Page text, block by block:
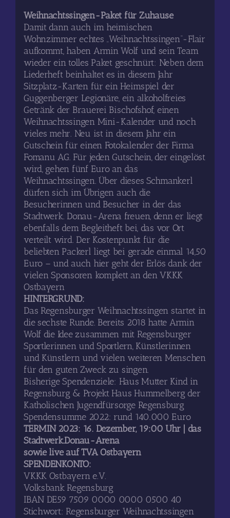
Weihnachtssingen-Paket für Zuhause
Damit dann auch im heimischen
Wohnzimmer echtes „Weihnachtssingen“-Flair
aufkommt, haben Armin Wolf und sein Team
wieder ein tolles Paket geschnürt: Neben dem
Liederheft beinhaltet es in diesem Jahr
Sitzplatz-Karten für ein Heimspiel der
Guggenberger Legionäre, ein alkoholfreies
Getränk der Brauerei Bischofshof, einen
Weihnachtssingen Mini-Kalender und noch
vieles mehr. Neu ist in diesem Jahr ein
Gutschein für einen Fotokalender der Firma
Fomanu AG. Für jeden Gutschein, der eingelöst
wird, gehen fünf Euro an das
Weihnachtssingen. Über dieses Schmankerl
dürfen sich im Übrigen auch die
Besucherinnen und Besucher in der das
Stadtwerk. Donau-Arena freuen, denn er liegt
ebenfalls dem Begleitheft bei, das vor Ort
verteilt wird. Der Kostenpunkt für die
beliebten Packerl liegt bei gerade einmal 14,50
Euro – und auch hier geht der Erlös dank der
vielen Sponsoren komplett an den VKKK
Ostbayern
HINTERGRUND:
Das Regensburger Weihnachtssingen startet in
die sechste Runde. Bereits 2018 hatte Armin
Wolf die Idee zusammen mit Regensburger
Sportlerinnen und Sportlern, Künstlerinnen
und Künstlern und vielen weiteren Menschen
für den guten Zweck zu singen.
Bisherige Spendenziele: Haus Mutter Kind in
Regensburg & Projekt Haus Hummelberg der
Katholischen Jugendfürsorge Regensburg
Spendensumme 2022: rund 140.000 Euro
TERMIN 2023: 16. Dezember, 19:00 Uhr | das
Stadtwerk.Donau-Arena
sowie live auf TVA Ostbayern
SPENDENKONTO:
VKKK Ostbayern e.V.
Volksbank Regensburg
IBAN DE59 7509 0000 0000 0500 40
Stichwort: Regensburger Weihnachtssingen